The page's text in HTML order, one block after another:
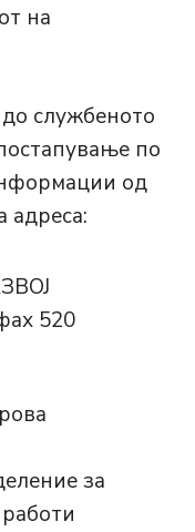
на
службеното
по
од
адреса:
520
за